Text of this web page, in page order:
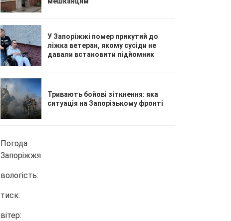
У Запоріжжі помер прикутий до
ліжка ветеран, якому сусіди не
давали встановити підйомник
Тривають бойові зіткнення: яка
ситуація на Запорізькому фронті
Погода
Запоріжжя
вологість:
тиск:
вітер: